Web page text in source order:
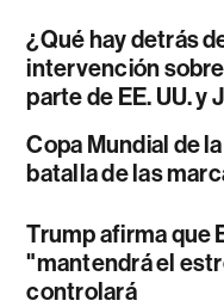
¿Qué hay detrás
intervención
parte de EE. UU. y
Copa Mundial de
batalla de las
Trump afirma que
"mantendrá el
controlará